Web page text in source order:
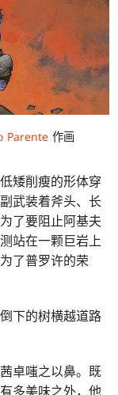
Parente 作画
矮削瘦的形体穿
武装着斧头、长
了要阻止阿基夫
站在一颗巨岩上
了普罗许的荣
下的树横越道路
卓嗤之以鼻。既
多美味之外，他